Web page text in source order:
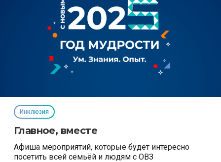
Инклюзия
Главное, вместе
Афиша мероприятий, которые будет интересно
посетить всей семьёй и людям с ОВЗ